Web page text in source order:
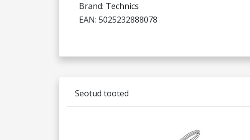
Brand: Technics
EAN: 5025232888078
Seotud tooted